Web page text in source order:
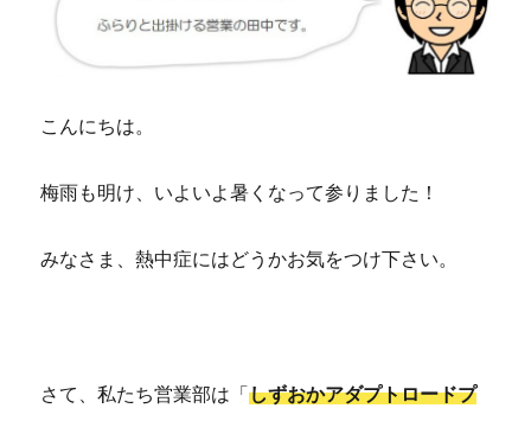
こんにちは。
梅雨も明け、いよいよ暑くなって参りました！
みなさま、熱中症にはどうかお気をつけ下さい。
さて、私たち営業部は「しずおかアダプトロードプ